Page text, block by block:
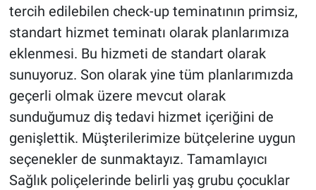
tercih edilebilen check-up teminatının primsiz,
standart hizmet teminatı olarak planlarımıza
eklenmesi. Bu hizmeti de standart olarak
sunuyoruz. Son olarak yine tüm planlarımızda
geçerli olmak üzere mevcut olarak
sunduğumuz diş tedavi hizmet içeriğini de
genişlettik. Müşterilerimize bütçelerine uygun
seçenekler de sunmaktayız. Tamamlayıcı
Sağlık poliçelerinde belirli yaş grubu çocuklar